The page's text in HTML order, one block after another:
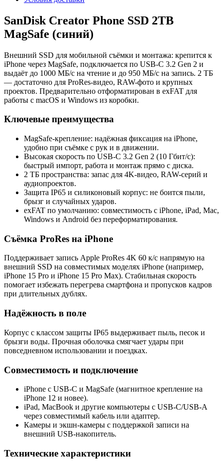
SanDisk Creator Phone SSD 2TB
MagSafe (синий)
Внешний SSD для мобильной съёмки и монтажа: крепится к
iPhone через MagSafe, подключается по USB‑C 3.2 Gen 2 и
выдаёт до 1000 МБ/с на чтение и до 950 МБ/с на запись. 2 ТБ
— достаточно для ProRes-видео, RAW-фото и крупных
проектов. Предварительно отформатирован в exFAT для
работы с macOS и Windows из коробки.
Ключевые преимущества
MagSafe‑крепление: надёжная фиксация на iPhone,
удобно при съёмке с рук и в движении.
Высокая скорость по USB‑C 3.2 Gen 2 (10 Гбит/с):
быстрый импорт, работа и монтаж прямо с диска.
2 ТБ пространства: запас для 4K-видео, RAW-серий и
аудиопроектов.
Защита IP65 и силиконовый корпус: не боится пыли,
брызг и случайных ударов.
exFAT по умолчанию: совместимость с iPhone, iPad, Mac,
Windows и Android без переформатирования.
Съёмка ProRes на iPhone
Поддерживает запись Apple ProRes 4K 60 к/с напрямую на
внешний SSD на совместимых моделях iPhone (например,
iPhone 15 Pro и iPhone 15 Pro Max). Стабильная скорость
помогает избежать перегрева смартфона и пропусков кадров
при длительных дублях.
Надёжность в поле
Корпус с классом защиты IP65 выдерживает пыль, песок и
брызги воды. Прочная оболочка смягчает удары при
повседневном использовании и поездках.
Совместимость и подключение
iPhone с USB‑C и MagSafe (магнитное крепление на
iPhone 12 и новее).
iPad, MacBook и другие компьютеры с USB‑C/USB‑A
через совместимый кабель или адаптер.
Камеры и экшн‑камеры с поддержкой записи на
внешний USB‑накопитель.
Технические характеристики